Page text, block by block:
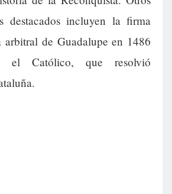
destacados incluyen la firma
arbitral de Guadalupe en 1486
el Católico, que resolvió